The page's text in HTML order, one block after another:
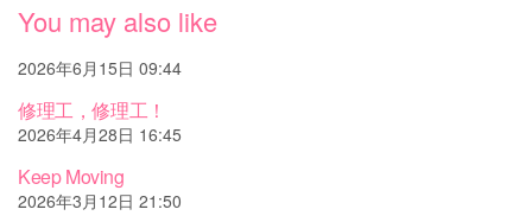
You may also like
2026年6月15日 09:44
修理工，修理工！
2026年4月28日 16:45
Keep Moving
2026年3月12日 21:50